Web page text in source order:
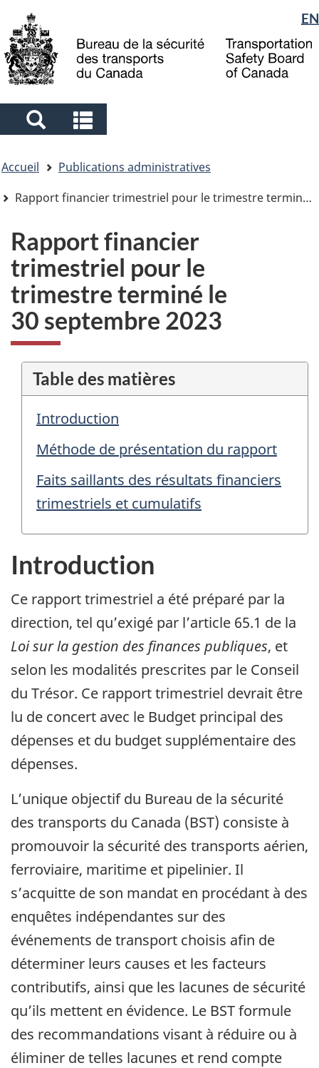
to
main
to
"About
government"
à
la
Sélection
de
la
langue
EN
Search
and
menus
and
menus
êtes
ici
Accueil
Publications administratives
Rapport financier trimestriel pour le trimestre terminé le 30 septembre 2023
Rapport financier
trimestriel pour le
trimestre terminé le
30 septembre 2023
Table des matières
Introduction
Méthode de présentation du rapport
Faits saillants des résultats financiers
trimestriels et cumulatifs
Introduction
Ce rapport trimestriel a été préparé par la
direction, tel qu’exigé par l’article 65.1 de la
Loi sur la gestion des finances publiques, et
selon les modalités prescrites par le Conseil
du Trésor. Ce rapport trimestriel devrait être
lu de concert avec le Budget principal des
dépenses et du budget supplémentaire des
dépenses.
L’unique objectif du Bureau de la sécurité
des transports du Canada (BST) consiste à
promouvoir la sécurité des transports aérien,
ferroviaire, maritime et pipelinier. Il
s’acquitte de son mandat en procédant à des
enquêtes indépendantes sur des
événements de transport choisis afin de
déterminer leurs causes et les facteurs
contributifs, ainsi que les lacunes de sécurité
qu’ils mettent en évidence. Le BST formule
des recommandations visant à réduire ou à
éliminer de telles lacunes et rend compte